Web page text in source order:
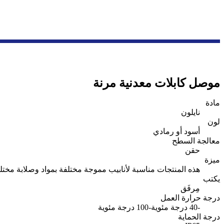
موصل كابلات معدنية مرنة
مادة
نايلون
لون
أسود أو رمادي
معالجة السطح
حقن
ميزة
هذه المنتجات مناسبة لأنابيب مموجة مختلفة بمواد وصلابة
يكتب
مِرفَق
درجة حرارة العمل
-40 درجة مئوية-100 درجة مئوية
درجة الحماية